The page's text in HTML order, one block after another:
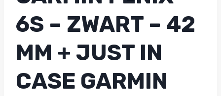
6S – ZWART – 42
MM + JUST IN
CASE GARMIN